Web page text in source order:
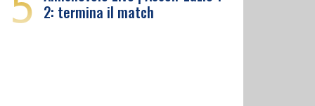
2: termina il match